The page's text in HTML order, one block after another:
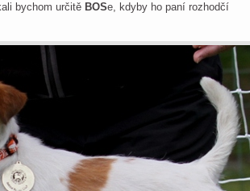
bychom určitě BOSe, kdyby ho paní rozhodčí